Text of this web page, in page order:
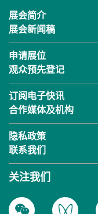
展会简介
展会新闻稿
申请展位
观众预先登记
订阅电子快讯
合作媒体及机构
隐私政策
联系我们
关注我们